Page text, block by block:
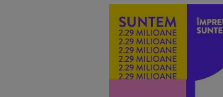
consumatori de energie
de până la 7,50%
Intră în aplicare noul sistem de taxare rutieră
în peste 200 de orașe din lume